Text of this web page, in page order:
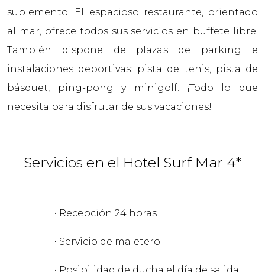
suplemento. El espacioso restaurante, orientado
al mar, ofrece todos sus servicios en buffete libre.
También dispone de plazas de parking e
instalaciones deportivas: pista de tenis, pista de
básquet, ping-pong y minigolf. ¡Todo lo que
necesita para disfrutar de sus vacaciones!
Servicios en el Hotel Surf Mar 4*
• Recepción 24 horas
• Servicio de maletero